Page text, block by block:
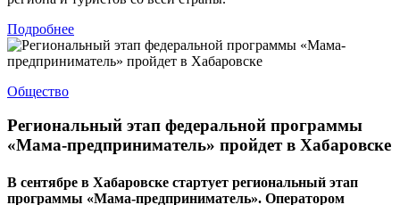
Подробнее
Общество
Региональный этап федеральной программы
«Мама-предприниматель» пройдет в Хабаровске
В сентябре в Хабаровске стартует региональный этап
программы «Мама-предприниматель». Оператором